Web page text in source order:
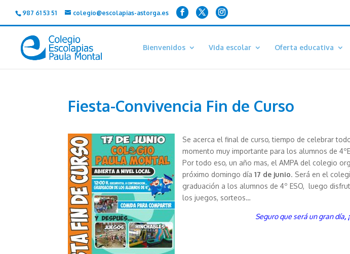
987 61 53 51 colegio@escolapias-astorga.es
Bienvenidos Vida escolar Oferta educativa
Fiesta-Convivencia Fin de Curso
Se acerca el final de curso, tiempo de celebrar
momento muy importante para los alumnos de
Por todo eso, un año mas, el AMPA del colegio
próximo domingo día17 de junio. Será en el
graduación a los alumnos de 4º ESO, luego
los juegos, sorteos…
Seguro que será un gran día,